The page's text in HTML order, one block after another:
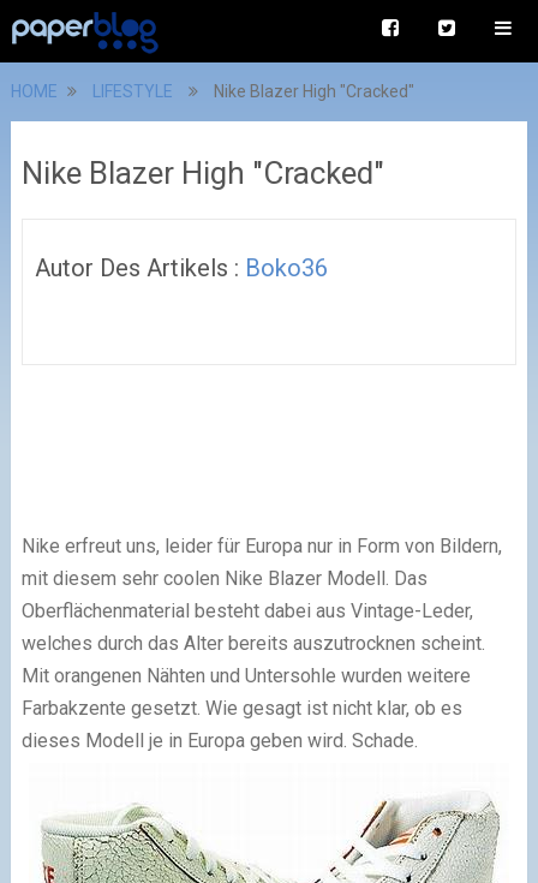
HOME LIFESTYLE Nike Blazer High "Cracked"
Nike Blazer High "Cracked"
Autor Des Artikels : Boko36
Nike erfreut uns, leider für Europa nur in Form von Bildern,
mit diesem sehr coolen Nike Blazer Modell. Das
Oberflächenmaterial besteht dabei aus Vintage-Leder,
welches durch das Alter bereits auszutrocknen scheint.
Mit orangenen Nähten und Untersohle wurden weitere
Farbakzente gesetzt. Wie gesagt ist nicht klar, ob es
dieses Modell je in Europa geben wird. Schade.